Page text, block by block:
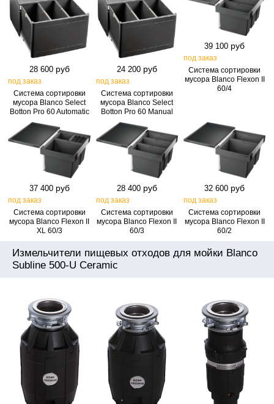
28 600 руб
под заказ
Система сортировки
мусора Blanco Select
Botton Pro 60 Automatic
24 200 руб
под заказ
Система сортировки
мусора Blanco Select
Botton Pro 60 Manual
39 100 руб
под заказ
Система сортировки
мусора Blanco Flexon II
60/4
37 400 руб
под заказ
Система сортировки
мусора Blanco Flexon II
XL 60/3
28 400 руб
под заказ
Система сортировки
мусора Blanco Flexon II
60/3
32 600 руб
под заказ
Система сортировки
мусора Blanco Flexon II
60/2
Измельчители пищевых отходов для мойки Blanco
Subline 500-U Ceramic